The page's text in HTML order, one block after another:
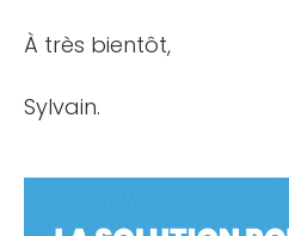
À très bientôt,
Sylvain.